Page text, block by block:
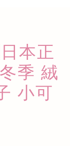
本正
季 絨
小可